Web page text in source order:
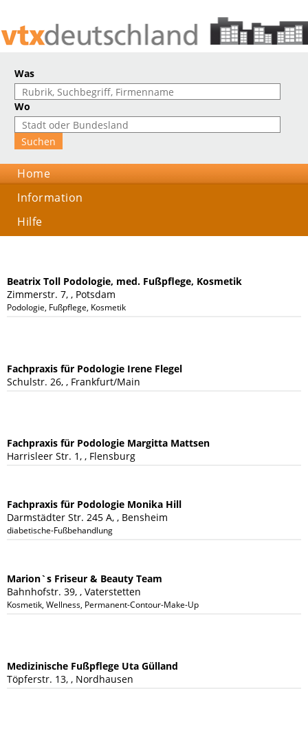
Was
Wo
Home
Information
Hilfe
Beatrix Toll Podologie, med. Fußpflege, Kosmetik
Zimmerstr. 7, , Potsdam
Podologie, Fußpflege, Kosmetik
Fachpraxis für Podologie Irene Flegel
Schulstr. 26, , Frankfurt/Main
Fachpraxis für Podologie Margitta Mattsen
Harrisleer Str. 1, , Flensburg
Fachpraxis für Podologie Monika Hill
Darmstädter Str. 245 A, , Bensheim
diabetische-Fußbehandlung
Marion`s Friseur & Beauty Team
Bahnhofstr. 39, , Vaterstetten
Kosmetik, Wellness, Permanent-Contour-Make-Up
Medizinische Fußpflege Uta Gülland
Töpferstr. 13, , Nordhausen